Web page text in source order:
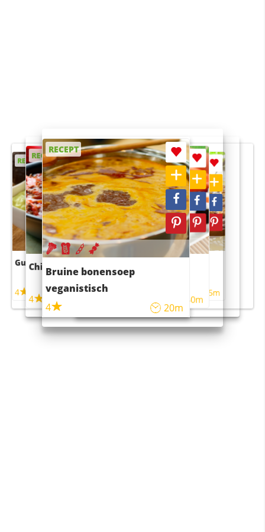
RECEPT
Guacamole
4
RECEPT
Chili con carne
4
RECEPT
Bruine bonensoep
veganistisch
4
20m
RECEPT
Sushi rijstsalade
maaltijdsalade
40m
RECEPT
4 55m